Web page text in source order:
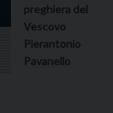
preghiera del
Vescovo
Pierantonio
Pavanello